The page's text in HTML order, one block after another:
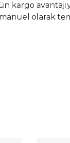
olarak